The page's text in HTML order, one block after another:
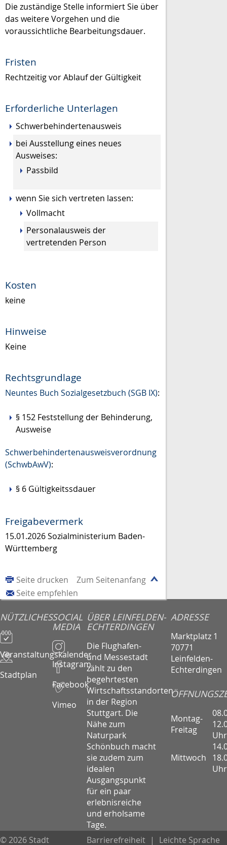
Die zuständige Stelle informiert Sie über
das weitere Vorgehen und die
voraussichtliche Bearbeitungsdauer.
Fristen
Rechtzeitig vor Ablauf der Gültigkeit
Erforderliche Unterlagen
Schwerbehindertenausweis
bei Ausstellung eines neues
Ausweises:
Passbild
wenn Sie sich vertreten lassen:
Vollmacht
Personalausweis der
vertretenden Person
Kosten
keine
Hinweise
Keine
Rechtsgrundlage
Neuntes Buch Sozialgesetzbuch (SGB IX):
§ 152 Feststellung der Behinderung,
Ausweise
Schwerbehindertenausweisverordnung
(SchwbAwV):
§ 6 Gültigkeitssdauer
Freigabevermerk
15.01.2026 Sozialministerium Baden-
Württemberg
Zum Seitenanfang
Seite drucken
Seite empfehlen
NÜTZLICHES
Veranstaltungskalender
Stadtplan
SOCIAL
MEDIA
Instagram
Facebook
Vimeo
ÜBER LEINFELDEN-
ECHTERDINGEN
Die Flughafen-
und Messestadt
zählt zu den
begehrtesten
Wirtschaftsstandorten
in der Region
Stuttgart. Die
Nähe zum
Naturpark
Schönbuch macht
sie zudem zum
idealen
Ausgangspunkt
für ein paar
erlebnisreiche
und erholsame
Tage.
ADRESSE
Marktplatz 1
70771
Leinfelden-
Echterdingen
Montag-
Freitag
Uhr
Mittwoch
Uhr
© 2026 Stadt Barrierefreiheit | Leichte Sprache